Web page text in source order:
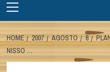
Menu
HOME 2007 AGOSTO 8
NISSO …